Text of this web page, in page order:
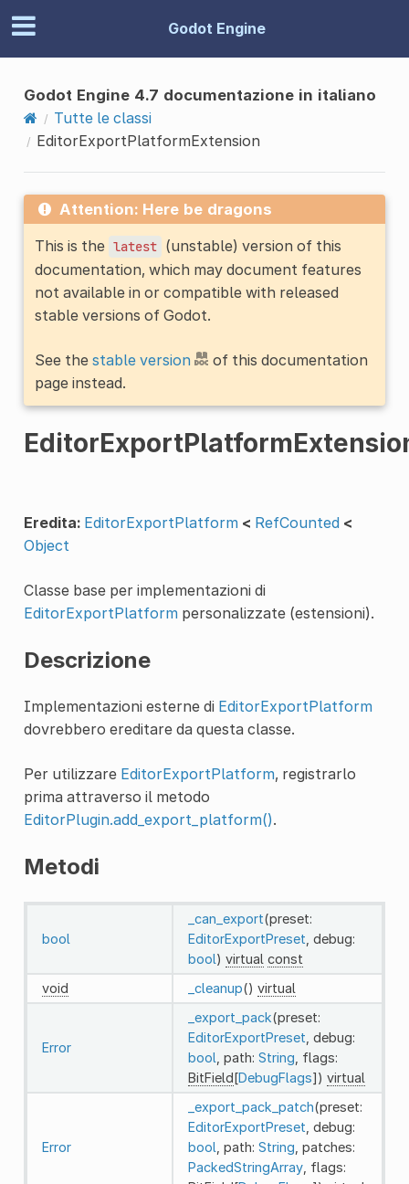
Godot Engine
Godot Engine 4.7 documentazione in italiano
Tutte le classi
EditorExportPlatformExtension
Attention: Here be dragons
This is the latest (unstable) version of this
documentation, which may document features
not available in or compatible with released
stable versions of Godot.
See the stable version
of this documentation
page instead.
Eredita: EditorExportPlatform < RefCounted <
Object
Classe base per implementazioni di
EditorExportPlatformpersonalizzate (estensioni).
Descrizione
Implementazioni esterne di EditorExportPlatform
dovrebbero ereditare da questa classe.
Per utilizzare EditorExportPlatform, registrarlo
prima attraverso il metodo
EditorPlugin.add_export_platform().
Metodi
bool
_can_export(preset:
EditorExportPreset , debug:
bool) virtual const
void
_cleanup() virtual
Error
_export_pack(preset:
EditorExportPreset , debug:
bool , path: String , flags:
BitField[DebugFlags]) virtual
Error
_export_pack_patch(preset:
EditorExportPreset , debug:
bool , path: String , patches:
PackedStringArray, flags: